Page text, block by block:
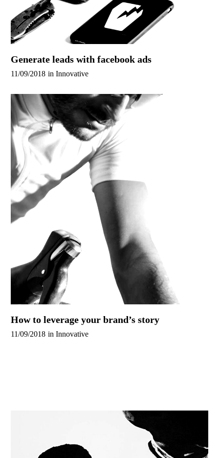
Generate leads with facebook ads
11/09/2018 in Innovative
How to leverage your brand’s story
11/09/2018 in Innovative